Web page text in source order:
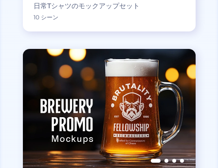
日常Tシャツのモックアップセット
10 シーン